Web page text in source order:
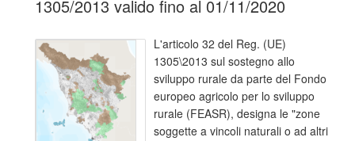
1305/2013 valido fino al 01/11/2020
L'articolo 32 del Reg. (UE)
1305\2013 sul sostegno allo
sviluppo rurale da parte del Fondo
europeo agricolo per lo sviluppo
rurale (FEASR), designa le "zone
soggette a vincoli naturali o ad altri